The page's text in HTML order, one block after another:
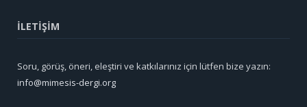
İLETİŞİM
Soru, görüş, öneri, eleştiri ve katkılarınız için lütfen bize yazın:
info@mimesis-dergi.org